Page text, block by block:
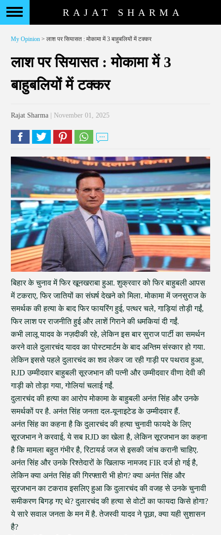
RAJAT SHARMA
My Opinion > लाश पर सियासत : मोकामा में 3 बाहुबलियों में टक्कर
लाश पर सियासत : मोकामा में 3
बाहुबलियों में टक्कर
Rajat Sharma | November 01, 2025
बिहार के चुनाव में फिर खूनखराबा हुआ. शुक्रवार को फिर बाहुबली आपस
में टकराए, फिर जातियों का संघर्ष देखने को मिला. मोकामा में जनसुराज के
समर्थक की हत्या के बाद फिर फायरिंग हुई, पत्थर चले, गाड़ियां तोड़ी गईं,
फिर लाश पर राजनीति हुई और लाशें गिराने की धमकियां दी गईं.
कभी लालू यादव के नज़दीकी रहे, लेकिन इस बार सुराज पार्टी का समर्थन
करने वाले दुलारचंद यादव का पोस्टमार्टम के बाद अन्तिम संस्कार हो गया.
लेकिन इससे पहले दुलारचंद का शव लेकर जा रही गाड़ी पर पथराव हुआ,
RJD उम्मीदवार बाहुबली सूरजभान की पत्नी और उम्मीदवार वीणा देवी की
गाड़ी को तोड़ा गया, गोलियां चलाई गईं.
दुलारचंद की हत्या का आरोप मोकामा के बाहुबली अनंत सिंह और उनके
समर्थकों पर है. अनंत सिंह जनता दल-यूनाइटेड के उम्मीदवार हैं.
अनंत सिंह का कहना है कि दुलारचंद की हत्या चुनावी फायदे के लिए
सूरजभान ने करवाई, ये सब RJD का खेला है, लेकिन सूरजभान का कहना
है कि मामला बहुत गंभीर है, रिटायर्ड जज से इसकी जांच करानी चाहिए.
अनंत सिंह और उनके रिश्तेदारों के खिलाफ नामजद FIR दर्ज हो गई है,
लेकिन क्या अनंत सिंह की गिरफ्तारी भी होग? क्या अनंत सिंह और
सूरजभान का टकराव इसलिए हुआ कि दुलारचंद की वजह से उनके चुनावी
समीकरण बिगड़ गए थे? दुलारचंद की हत्या से वोटों का फायदा किसे होगा?
ये सारे सवाल जनता के मन में है. तेजस्वी यादव ने पूछा, क्या यही सुशासन
है?